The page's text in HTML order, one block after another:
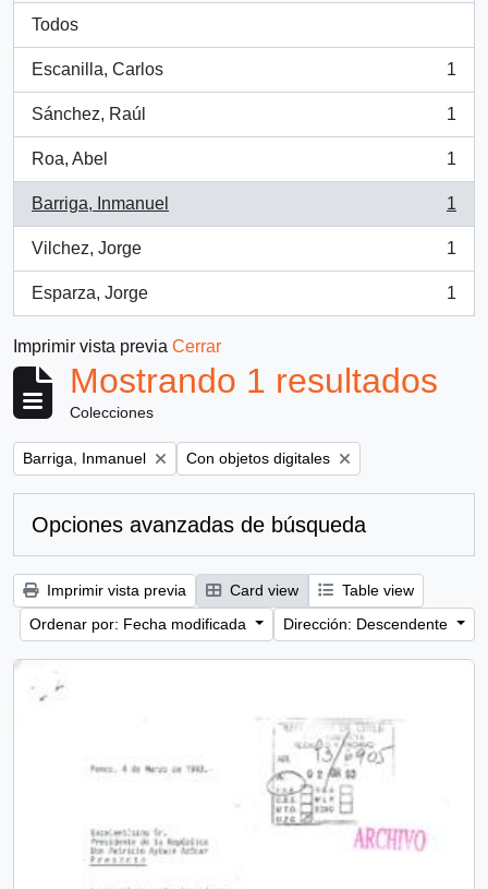
Todos
Escanilla, Carlos
, 1 resultados
1
Sánchez, Raúl
, 1 resultados
1
Roa, Abel
, 1 resultados
1
Barriga, Inmanuel
, 1 resultados
1
Vilchez, Jorge
, 1 resultados
1
Esparza, Jorge
, 1 resultados
1
Imprimir vista previa Cerrar
Mostrando 1 resultados
Colecciones
Remove filter:
Barriga, Inmanuel Remove filter:
Con objetos digitales
Opciones avanzadas de búsqueda
Imprimir vista previa Card view
Table view
Ordenar por: Fecha modificada
Dirección: Descendente